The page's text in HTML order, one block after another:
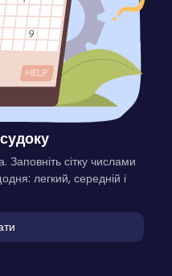
сітку числами
легкий, середній і